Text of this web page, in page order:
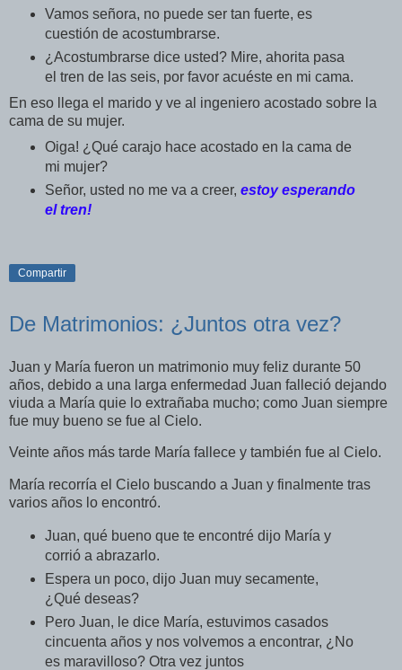
Vamos señora, no puede ser tan fuerte, es
cuestión de acostumbrarse.
¿Acostumbrarse dice usted? Mire, ahorita pasa
el tren de las seis, por favor acuéste en mi cama.
En eso llega el marido y ve al ingeniero acostado sobre la
cama de su mujer.
Oiga! ¿Qué carajo hace acostado en la cama de
mi mujer?
Señor, usted no me va a creer, estoy esperando
el tren!
Compartir
De Matrimonios: ¿Juntos otra vez?
Juan y María fueron un matrimonio muy feliz durante 50
años, debido a una larga enfermedad Juan falleció dejando
viuda a María quie lo extrañaba mucho; como Juan siempre
fue muy bueno se fue al Cielo.
Veinte años más tarde María fallece y también fue al Cielo.
María recorría el Cielo buscando a Juan y finalmente tras
varios años lo encontró.
Juan, qué bueno que te encontré dijo María y
corrió a abrazarlo.
Espera un poco, dijo Juan muy secamente,
¿Qué deseas?
Pero Juan, le dice María, estuvimos casados
cincuenta años y nos volvemos a encontrar, ¿No
es maravilloso? Otra vez juntos